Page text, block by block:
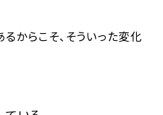
からこそ、そういった変化